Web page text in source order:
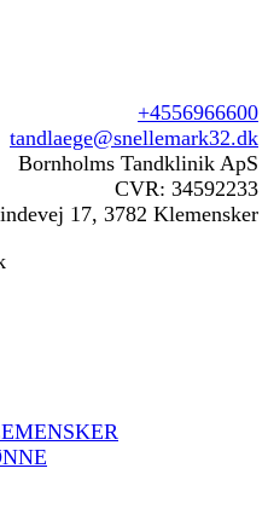
+4556966600
tandlaege@snellemark32.dk
Bornholms Tandklinik ApS
CVR: 34592233
17, 3782 Klemensker